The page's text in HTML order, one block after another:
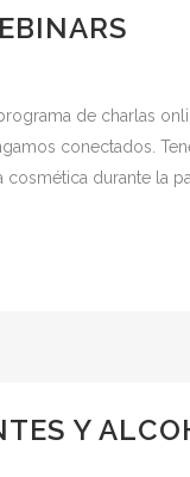
de charlas
conectados.
durante la
Y